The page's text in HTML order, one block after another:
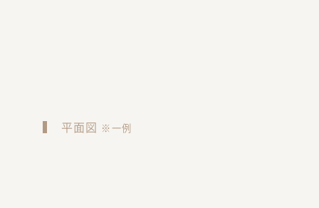
平面図 ※一例